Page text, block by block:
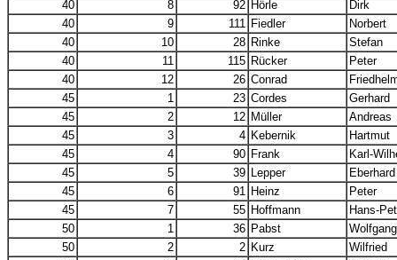
40
8 92 Hörle
Dirk
40
9 111 Fiedler
Norbert
40
10 28 Rinke
Stefan
40
11 115 Rücker
Peter
40
12 26 Conrad
45
1 23 Cordes
Gerhard
45
2 12 Müller
Andreas
45
3 4 Kebernik
Hartmut
45
4 90 Frank
Karl-
45
5 39 Lepper
Eberhard
45
6 91 Heinz
Peter
45
7 55 Hoffmann
Hans-
50
1 36 Pabst
Wolfgang
50
2 2 Kurz
Wilfried